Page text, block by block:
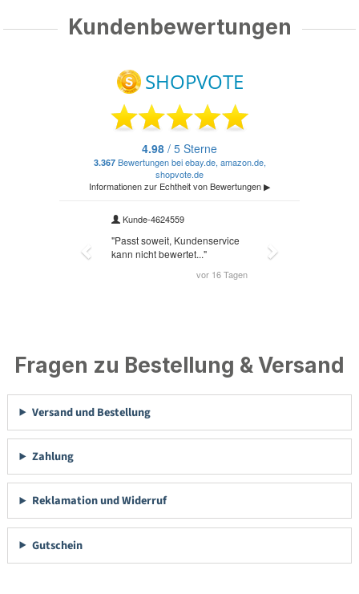
Kundenbewertungen
Fragen zu Bestellung & Versand
Versand und Bestellung
Zahlung
Reklamation und Widerruf
Gutschein